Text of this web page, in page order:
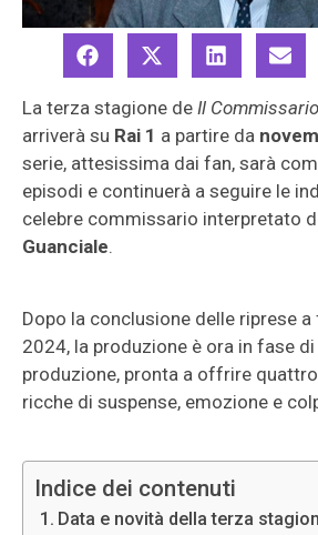
La terza stagione de Il
arriverà su Rai 1 a partire da
serie, attesissima dai fan, sarà
episodi e continuerà a seguire le
celebre commissario interpretato
Guanciale.
Dopo la conclusione delle riprese
2024, la produzione è ora in fase
produzione, pronta a offrire
ricche di suspense, emozione e
Indice dei contenuti
Data e novità della terza